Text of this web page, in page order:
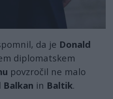
da je Donald
diplomatskem
povzročil ne malo
Balkan in Baltik.